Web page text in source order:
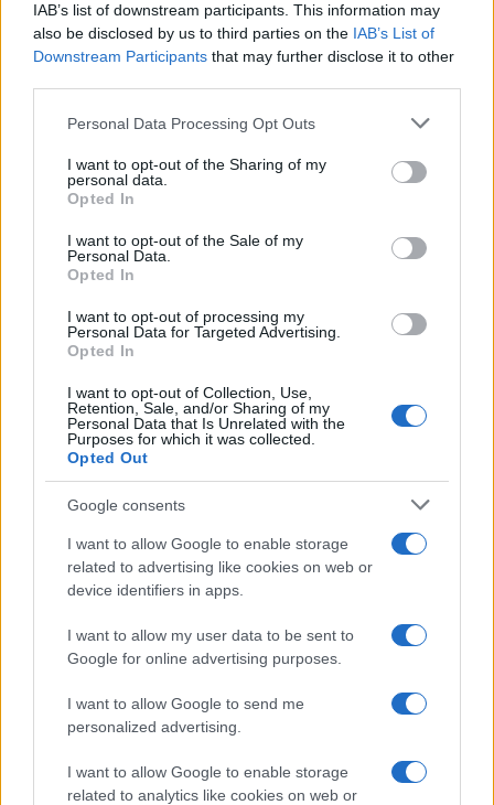
IAB’s list of downstream participants. This information may
also be disclosed by us to third parties on the IAB’s List of
Downstream Participants that may further disclose it to other
Please note that this website/app uses one or more Google
not limited to your visit or usage behaviour. You may click to
grant or deny consent to Google and its third-party tags to
use your data for below specified purposes in below Google
consent section.
Personal Data Processing Opt Outs
I want to opt-out of the Sharing of my
personal data.
Opted In
I want to opt-out of the Sale of my
Personal Data.
Opted In
I want to opt-out of processing my
Personal Data for Targeted Advertising.
Opted In
I want to opt-out of Collection, Use,
Retention, Sale, and/or Sharing of my
Personal Data that Is Unrelated with the
Purposes for which it was collected.
Opted Out
Google consents
I want to allow Google to enable storage
related to advertising like cookies on web or
device identifiers in apps.
I want to allow my user data to be sent to
Google for online advertising purposes.
I want to allow Google to send me
personalized advertising.
I want to allow Google to enable storage
related to analytics like cookies on web or
Continua a leggere
Come scegliere le scarpe da running donna: comfort
Marco Tessari · 8 Ago 2026
NEWS